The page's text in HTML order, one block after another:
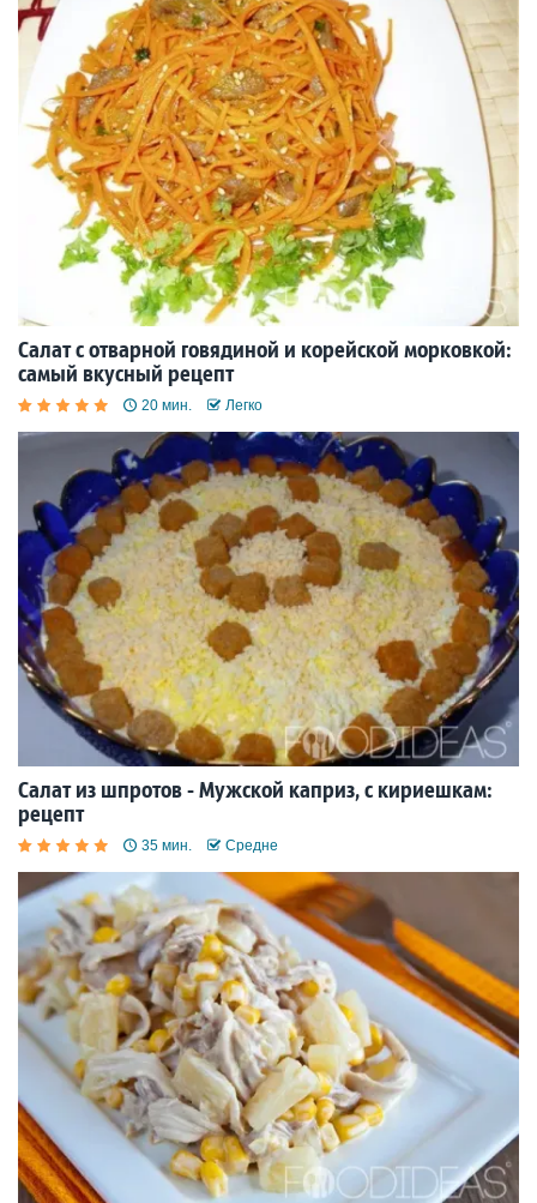
Салат с отварной говядиной и корейской морковкой:
самый вкусный рецепт
20 мин. Легко
Салат из шпротов - Мужской каприз, с кириешкам:
рецепт
35 мин. Средне